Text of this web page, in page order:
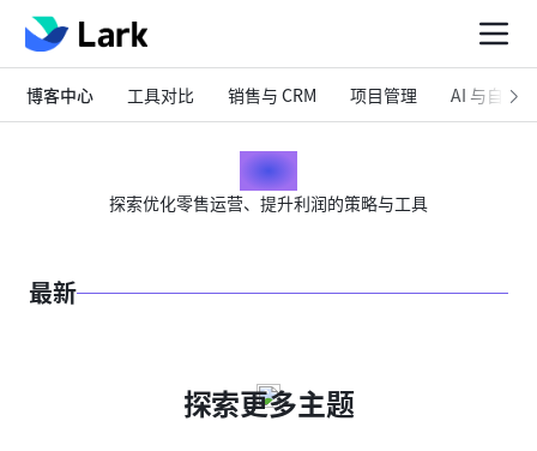
博客中心 工具对比 销售与 CRM 项目管理 AI 与自动化
零售
探索优化零售运营、提升利润的策略与工具
最新
探索更多主题